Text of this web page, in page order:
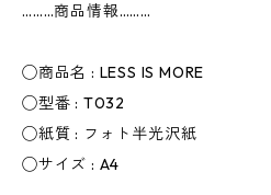
………商品情報………
◯商品名 : LESS IS MORE
◯型番 : T032
◯紙質 : フォト半光沢紙
◯サイズ : A4